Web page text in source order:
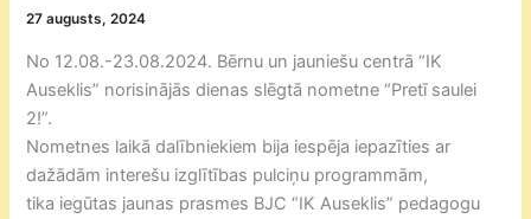
27 augusts, 2024
No 12.08.-23.08.2024. Bērnu un jauniešu centrā “IK
Auseklis” norisinājās dienas slēgtā nometne “Pretī saulei
2!”.
Nometnes laikā dalībniekiem bija iespēja iepazīties ar
dažādām interešu izglītības pulciņu programmām,
tika iegūtas jaunas prasmes BJC “IK Auseklis” pedagogu